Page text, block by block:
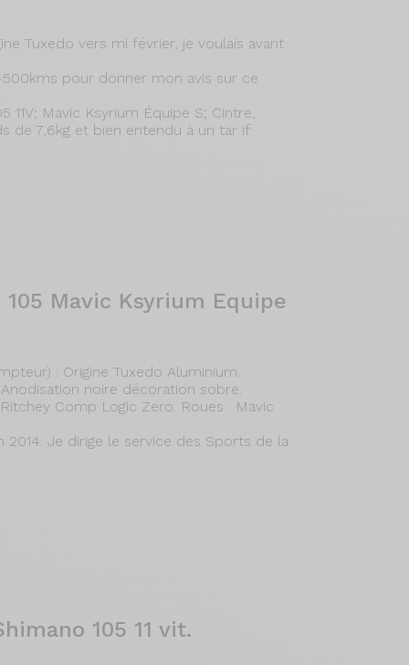
Tuxedo vers mi février, je voulais avant
pour donner mon avis sur ce
Mavic Ksyrium Équipe S; Cintre,
de 7,6kg et bien entendu à un tar if
Mavic Ksyrium Equipe
: Origine Tuxedo Aluminium.
noire décoration sobre.
Comp Logic Zero. Roues : Mavic
2014. Je dirige le service des Sports de la
105 11 vit.